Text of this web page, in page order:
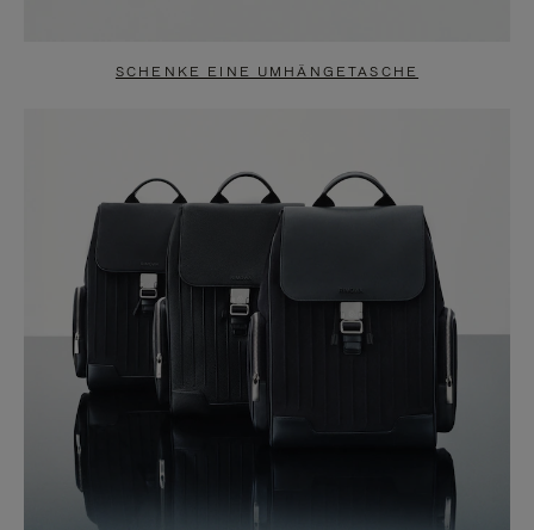
SCHENKE EINE UMHÄNGETASCHE